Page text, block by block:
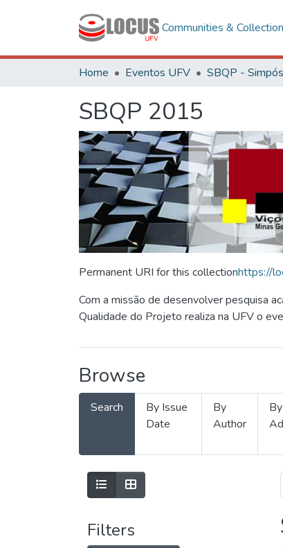
Communities &
Home Eventos UFV
SBQP 2015
Permanent URI for this collectionhttps://
Com a missão de desenvolver pesquisa
Qualidade do Projeto realiza na UFV o
Browse
Search
By Issue
Date
By
Author
By
Filters